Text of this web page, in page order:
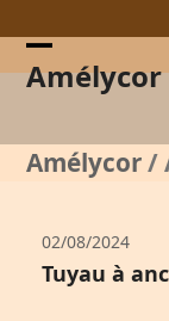
to
contentAmélycor
Open
menu
Close
menu
Amélycor/
02/08/2024
Tuyau à